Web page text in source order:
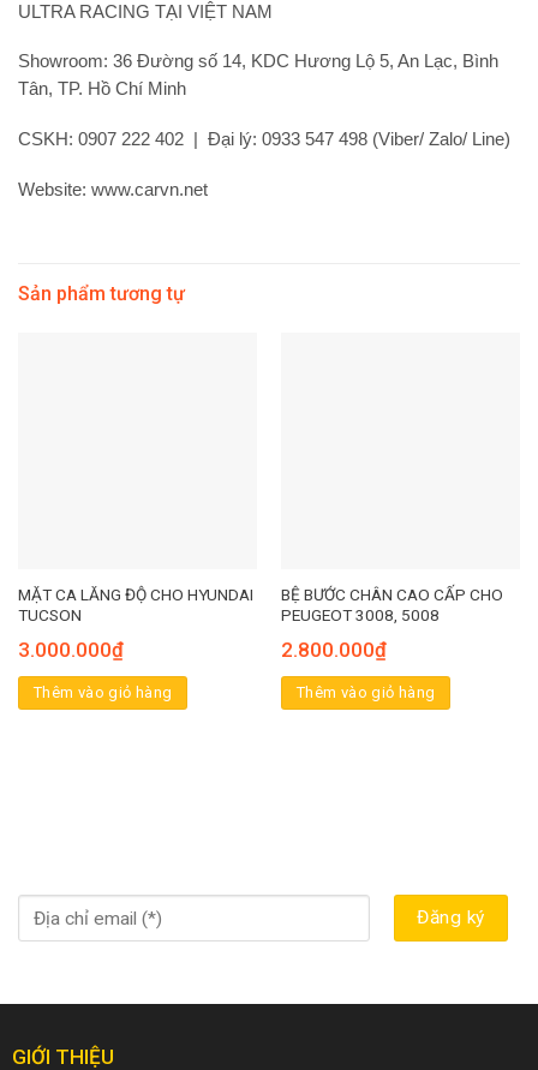
ULTRA RACING TẠI VIỆT NAM
Showroom: 36 Đường số 14, KDC Hương Lộ 5, An Lạc, Bình
Tân, TP. Hồ Chí Minh
CSKH: 0907 222 402 | Đại lý: 0933 547 498 (Viber/ Zalo/ Line)
Website: www.carvn.net
Sản phẩm tương tự
MẶT CA LĂNG ĐỘ CHO HYUNDAI
TUCSON
3.000.000₫
Thêm vào giỏ hàng
BỆ BƯỚC CHÂN CAO CẤP CHO
PEUGEOT 3008, 5008
2.800.000₫
Thêm vào giỏ hàng
GIỚI THIỆU